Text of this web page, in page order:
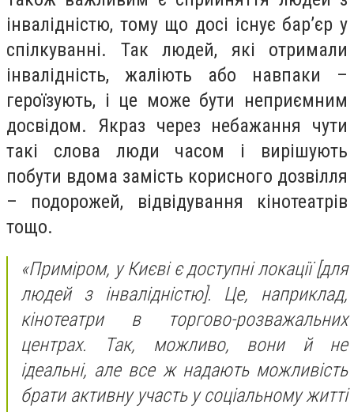
інвалідністю, тому що досі існує бар’єр у
спілкуванні. Так людей, які отримали
інвалідність, жаліють або навпаки –
героїзують, і це може бути неприємним
досвідом. Якраз через небажання чути
такі слова люди часом і вирішують
побути вдома замість корисного дозвілля
– подорожей, відвідування кінотеатрів
тощо.
«Приміром, у Києві є доступні локації [для
людей з інвалідністю]. Це, наприклад,
кінотеатри в торгово-розважальних
центрах. Так, можливо, вони й не
ідеальні, але все ж надають можливість
брати активну участь у соціальному житті